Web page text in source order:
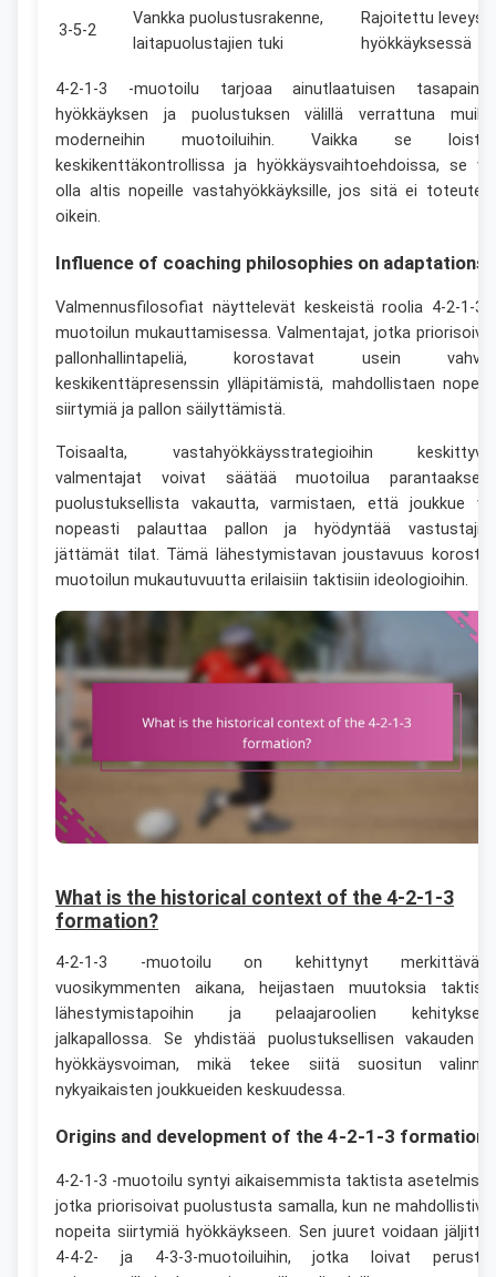
3-5-2
Vankka puolustusrakenne,
laitapuolustajien tuki
Rajoitettu leveys
hyökkäyksessä
4-2-1-3 -muotoilu tarjoaa ainutlaatuisen
hyökkäyksen ja puolustuksen välillä verrattuna
moderneihin muotoiluihin. Vaikka se
keskikenttäkontrollissa ja hyökkäysvaihtoehdoissa, se
olla altis nopeille vastahyökkäyksille, jos sitä ei
oikein.
Influence of coaching philosophies on adaptations
Valmennusfilosofiat näyttelevät keskeistä roolia 4-2-1-3
muotoilun mukauttamisessa. Valmentajat, jotka
pallonhallintapeliä, korostavat usein
keskikenttäpresenssin ylläpitämistä, mahdollistaen
siirtymiä ja pallon säilyttämistä.
Toisaalta, vastahyökkäysstrategioihin
valmentajat voivat säätää muotoilua
puolustuksellista vakautta, varmistaen, että joukkue
nopeasti palauttaa pallon ja hyödyntää
jättämät tilat. Tämä lähestymistavan joustavuus
muotoilun mukautuvuutta erilaisiin taktisiin ideologioihin.
What is the historical context of the 4-2-1-3
formation?
4-2-1-3 -muotoilu on kehittynyt
vuosikymmenten aikana, heijastaen muutoksia
lähestymistapoihin ja pelaajaroolien
jalkapallossa. Se yhdistää puolustuksellisen vakauden
hyökkäysvoiman, mikä tekee siitä suositun
nykyaikaisten joukkueiden keskuudessa.
Origins and development of the 4-2-1-3 formation
4-2-1-3 -muotoilu syntyi aikaisemmista taktista
jotka priorisoivat puolustusta samalla, kun ne
nopeita siirtymiä hyökkäykseen. Sen juuret voidaan
4-4-2- ja 4-3-3-muotoiluihin, jotka loivat